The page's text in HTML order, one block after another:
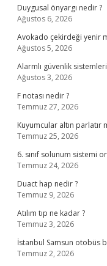
Duygusal önyargı nedir ?
Ağustos 6, 2026
Avokado çekirdeği yenir
Ağustos 5, 2026
Alarmlı güvenlik
Ağustos 3, 2026
F notası nedir ?
Temmuz 27, 2026
Kuyumcular altın parlatır
Temmuz 25, 2026
6. sınıf solunum sistemi
Temmuz 24, 2026
Duact hap nedir ?
Temmuz 9, 2026
Atılım tıp ne kadar ?
Temmuz 3, 2026
İstanbul Samsun otobüs
Temmuz 2, 2026